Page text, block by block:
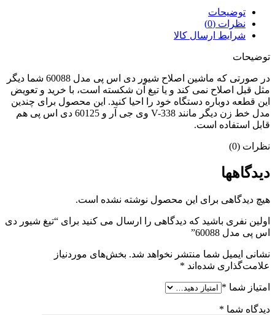
توضیحات
نظرات (0)
شرایط ارسال کالا
توضیحات
در صورتی که ماشین اصلاح شیور دی اس پی مدل 60088 شما دیگر
مثل قبل اصلاح نمی کند و یا تیغ آن شکسته است، با خرید و تعویض
این قطعه دوباره دستگاه خود را احیا کنید. این محصول برای چندین
مدل خط زن دیگر مانند V-338 وی جی آر و 60125 دی اس پی هم
قابل استفاده است.
نظرات (0)
دیدگاهها
هیچ دیدگاهی برای این محصول نوشته نشده است.
اولین نفری باشید که دیدگاهی را ارسال می کنید برای “تیغ شیور دی
اس پی مدل 60088”
نشانی ایمیل شما منتشر نخواهد شد. بخش‌های موردنیاز
علامت‌گذاری شده‌اند *
امتیاز شما *
دیدگاه شما *